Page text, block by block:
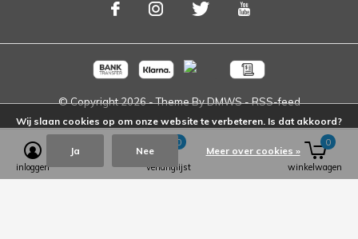
© Copyright2026- Theme ByDMWS-RSS-feed
inloggen verlanglijst
0
winkelwagen
0
Wij slaan cookies op om onze website te verbeteren. Is dat akkoord?
Ja Nee Meer over cookies »